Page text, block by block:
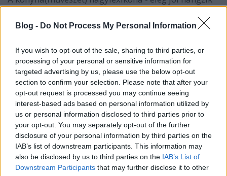
Blog - Do Not Process My Personal Information
If you wish to opt-out of the sale, sharing to third parties, or
processing of your personal or sensitive information for
targeted advertising by us, please use the below opt-out
section to confirm your selection. Please note that after your
opt-out request is processed you may continue seeing
interest-based ads based on personal information utilized by
us or personal information disclosed to third parties prior to
your opt-out. You may separately opt-out of the further
disclosure of your personal information by third parties on the
IAB’s list of downstream participants. This information may
also be disclosed by us to third parties on the IAB’s List of
Downstream Participants that may further disclose it to other
:-)
Most már csak főzni kellene megtanulnom :-)
Belenéztem: félúton a lexikon és a szótár között,
forrás megjelölésével.
Érdekesség a Wermouth címszónál:
Vin de Tokay, de Saint-Georges, de Ratterstoff, ou
autres vins de Hongrie qu'on mélange avec de
l'extrait d'absinthe et dont on use au
commencement du repas.
Vagyishogy Tokaji, Szent-György-hegyi, Ratterstoff
avagy bármilyen egyéb magyarországi bor, amit
abszintkivonattal elkeverve az étkezés kezdetén
fogyasztanak.
Hazai találmány lenne? És a neve?